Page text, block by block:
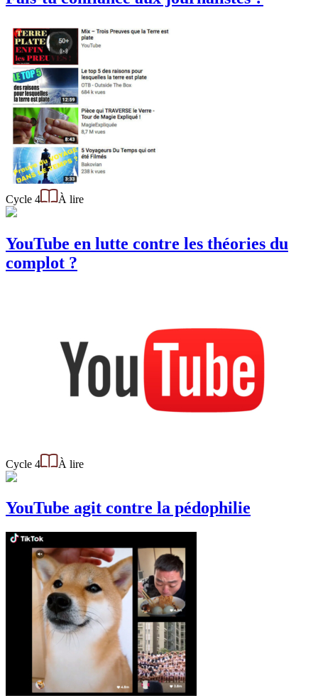
Cycle 4 À lire
YouTube en lutte contre les théories du
complot ?
Cycle 4 À lire
YouTube agit contre la pédophilie